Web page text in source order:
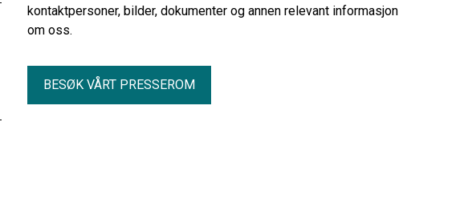
kontaktpersoner, bilder, dokumenter og annen relevant informasjon
om oss.
BESØK VÅRT PRESSEROM